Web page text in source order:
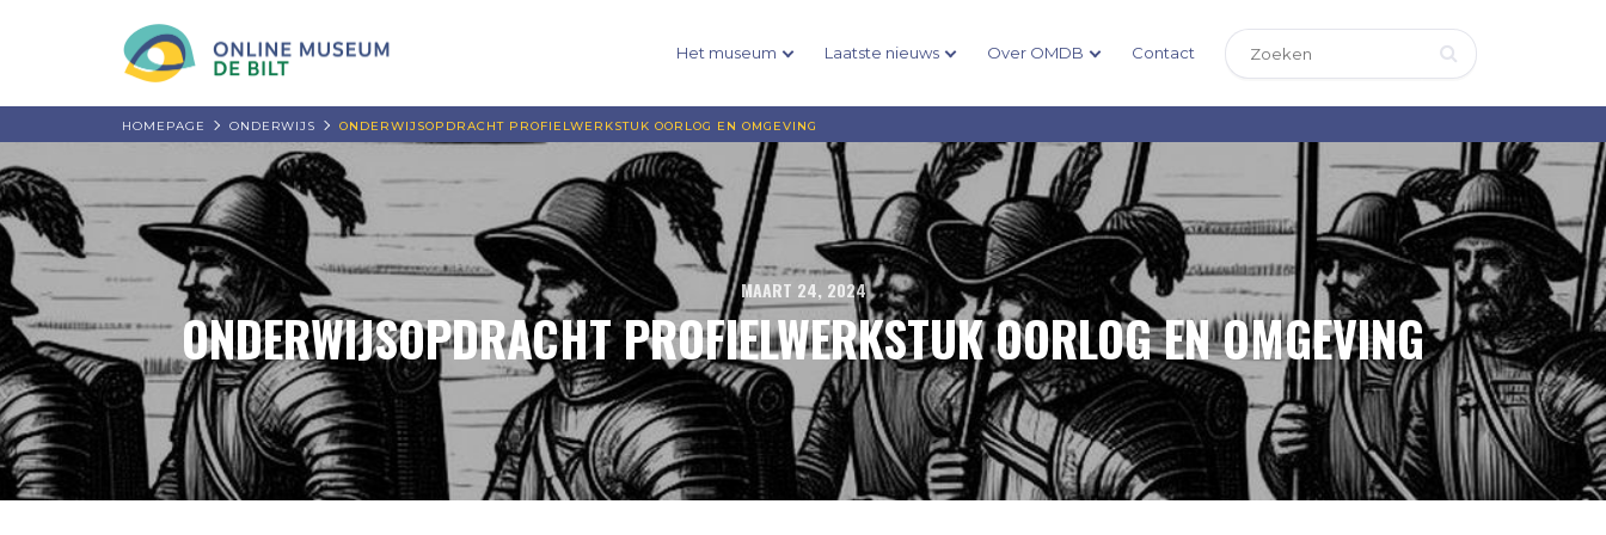
Het museum Laatste nieuws Over OMDB Contact
HOMEPAGE ONDERWIJS ONDERWIJSOPDRACHT PROFIELWERKSTUK OORLOG EN OMGEVING
MAART 24, 2024
ONDERWIJSOPDRACHT PROFIELWERKSTUK OORLOG EN OMGEVING